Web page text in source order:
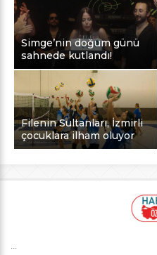
Simge’nin doğum günü
sahnede kutlandı!
Filenin Sultanları, İzmirli
çocuklara ilham oluyor